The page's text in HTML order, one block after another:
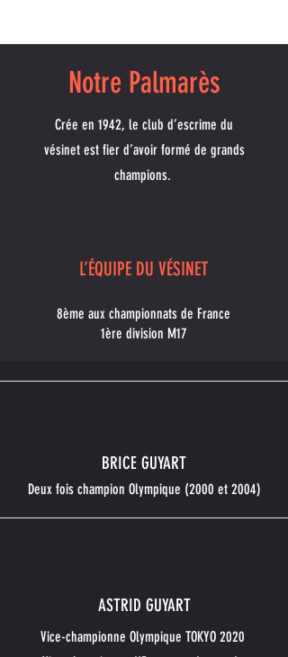
Notre Palmarès
Crée en 1942, le club d’escrime du
vésinet est fier d’avoir formé de grands
champions.
L’ÉQUIPE DU VÉSINET
8ème aux championnats de France
1ère division M17
BRICE GUYART
Deux fois champion Olympique (2000 et 2004)
ASTRID GUYART
Vice-championne Olympique TOKYO 2020